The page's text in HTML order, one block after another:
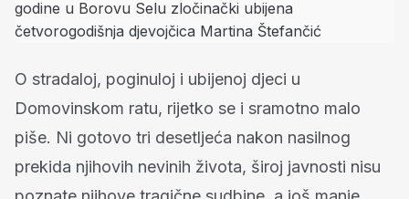
O stradaloj, poginuloj i ubijenoj djeci u
Domovinskom ratu, rijetko se i sramotno malo
piše. Ni gotovo tri desetljeća nakon nasilnog
prekida njihovih nevinih života, široj javnosti nisu